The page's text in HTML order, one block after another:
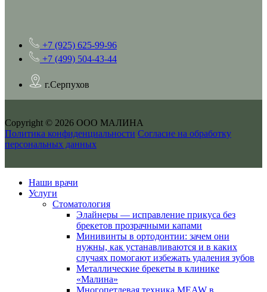
+7 (925) 625-99-96
+7 (499) 504-43-44
г.Серпухов
Copyright © 2026 ООО МАЛИНА
Политика конфиденциальности Согласие на обработку
персональных данных
Наши врачи
Услуги
Стоматология
Элайнеры — исправление прикуса без
брекетов прозрачными капами
Минивинты в ортодонтии: зачем они
нужны, как устанавливаются и в каких
случаях помогают избежать удаления зубов
Металлические брекеты в клинике
«Малина»
Многопетлевая техника MEAW в